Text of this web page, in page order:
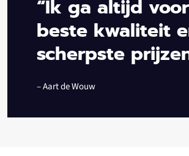
“Ik ga altijd
beste kwaliteit
scherpste
– Aart de Wouw